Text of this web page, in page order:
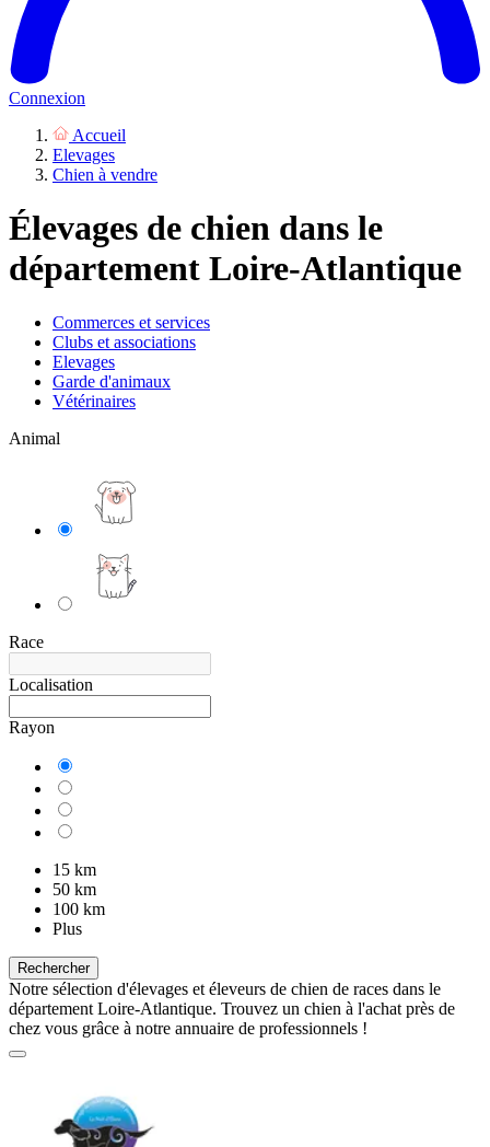
Connexion
Accueil
Elevages
Chien à vendre
Élevages de chien dans le
département Loire-Atlantique
Commerces et services
Clubs et associations
Elevages
Garde d'animaux
Vétérinaires
Animal
Race
Localisation
Rayon
15 km
50 km
100 km
Plus
Rechercher
Notre sélection d'élevages et éleveurs de chien de races dans le
département Loire-Atlantique. Trouvez un chien à l'achat près de
chez vous grâce à notre annuaire de professionnels !